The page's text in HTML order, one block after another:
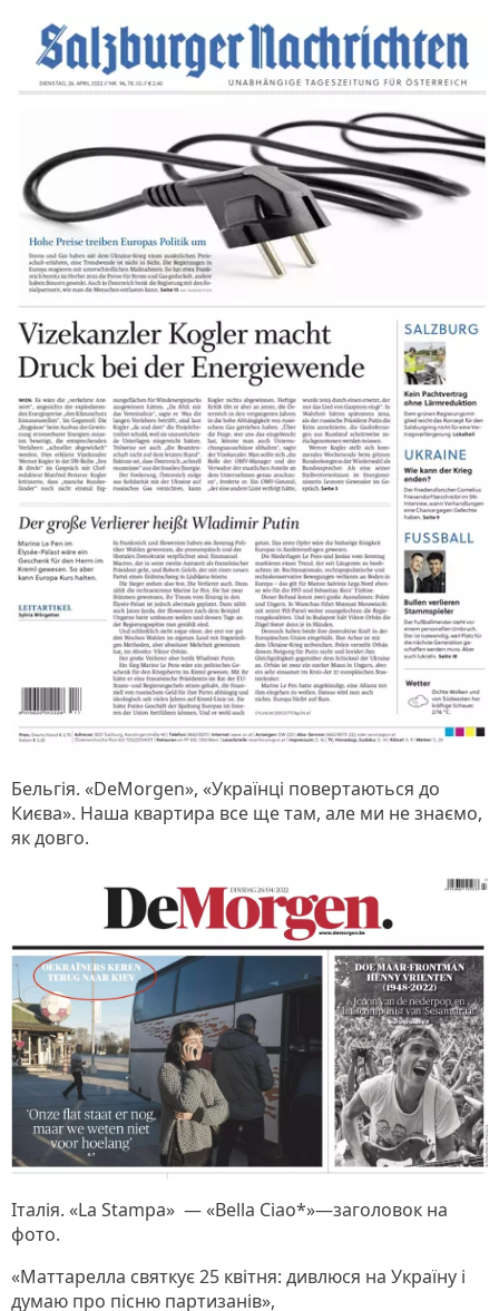
Бельгія. «DeMorgen», «Українці повертаються до
Києва». Наша квартира все ще там, але ми не знаємо,
як довго.
Італія. «La Stampa» — «Bella Сiao*»—заголовок на
фото.
«Маттарелла святкує 25 квітня: дивлюся на Україну і
думаю про пісню партизанів»,